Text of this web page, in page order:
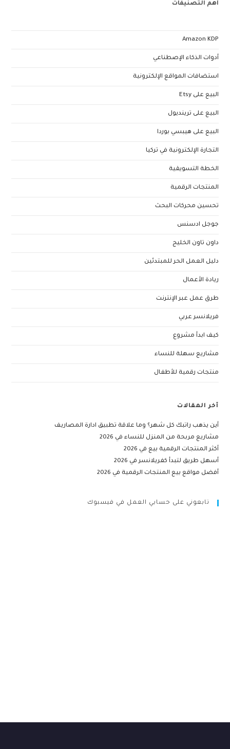
أهم التصنيفات
Amazon KDP
أدوات الذكاء الإصطناعي
استضافات المواقع الإلكترونية
البيع على Etsy
البيع على ترينديول
البيع على هيبسي بوردا
التجارة الإلكترونية في تركيا
الخطة التسويقية
المنتجات الرقمية
تحسين محركات البحث
جوجل ادسنس
داون تاون الخليج
دليل العمل الحر للمبتدئين
ريادة الأعمال
طرق عمل عبر الإنترنت
فريلانسر عربي
كيف ابدأ مشروع
مشاريع سهلة للنساء
منتجات رقمية للأطفال
آخر المقالات
أين يذهب راتبك كل شهر؟ وما علاقة تطبيق ادارة المصاريف
مشاريع مربحة من المنزل للنساء في 2026
أكثر المنتجات الرقمية بيع في 2026
أسهل طريق لتبدأ كفريلانسر في 2026
أفضل مواقع بيع المنتجات الرقمية في 2026
تابعوني على حسابي العمل في فيسبوك